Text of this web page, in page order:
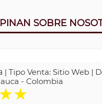
SOBRE
| Tipo Venta: Sitio Web |
- Colombia
★★